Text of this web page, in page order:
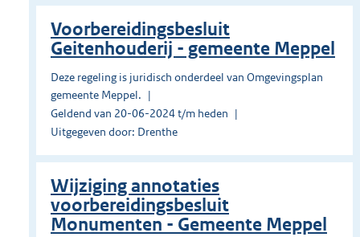
Voorbereidingsbesluit
Geitenhouderij - gemeente Meppel
Deze regeling is juridisch onderdeel van Omgevingsplan
gemeente Meppel.
Geldend van 20-06-2024 t/m heden
Uitgegeven door: Drenthe
Wijziging annotaties
voorbereidingsbesluit
Monumenten - Gemeente Meppel